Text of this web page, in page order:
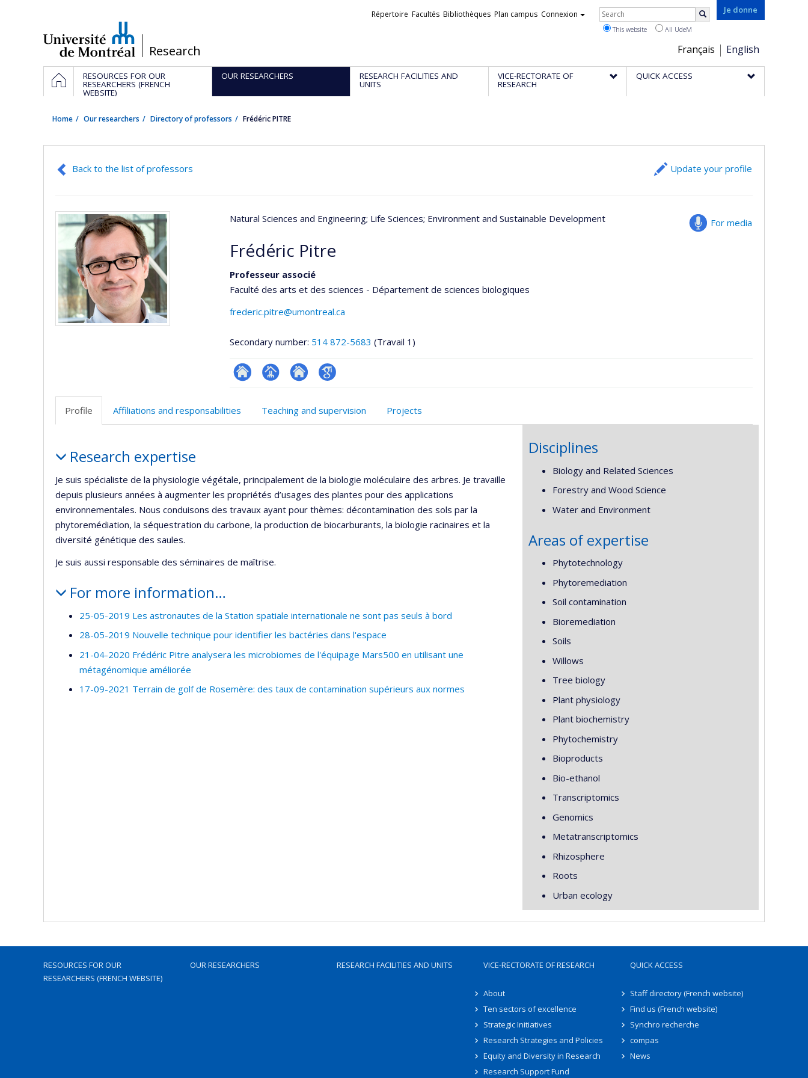
/Research
Je donne
Choix
de
la
Français English
Liens
Répertoire Facultés Bibliothèques Plan campus Connexion Rechercher
This website All UdeM
Navigation
principale
HOMERESOURCES FOR OUR
RESEARCHERS (FRENCH
WEBSITE)
OUR RESEARCHERS RESEARCH FACILITIES AND
UNITS
VICE-RECTORATE OF
RESEARCH
QUICK ACCESS
Home Our researchers Directory of professors Frédéric PITRE
Back to the list of professors Update your profile
For media
Natural Sciences and Engineering; Life Sciences; Environment and Sustainable Development
Frédéric Pitre
Professeur associé
Faculté des arts et des sciences - Département de sciences biologiques
frederic.pitre@umontreal.ca
Secondary number: 514 872-5683 (Travail 1)
ResearchGate
Page
(faculté,département,école)
Site
de
Google
Profile Affiliations and responsabilities Teaching and supervision Projects
Research expertise
Je suis spécialiste de la physiologie végétale, principalement de la biologie moléculaire des arbres. Je travaille
depuis plusieurs années à augmenter les propriétés d’usages des plantes pour des applications
environnementales. Nous conduisons des travaux ayant pour thèmes: décontamination des sols par la
phytoremédiation, la séquestration du carbone, la production de biocarburants, la biologie racinaires et la
diversité génétique des saules.
Je suis aussi responsable des séminaires de maîtrise.
For more information…
25-05-2019 Les astronautes de la Station spatiale internationale ne sont pas seuls à bord
28-05-2019 Nouvelle technique pour identifier les bactéries dans l'espace
21-04-2020 Frédéric Pitre analysera les microbiomes de l'équipage Mars500 en utilisant une
métagénomique améliorée
17-09-2021 Terrain de golf de Rosemère: des taux de contamination supérieurs aux normes
Disciplines
Biology and Related Sciences
Forestry and Wood Science
Water and Environment
Areas of expertise
Phytotechnology
Phytoremediation
Soil contamination
Bioremediation
Soils
Willows
Tree biology
Plant physiology
Plant biochemistry
Phytochemistry
Bioproducts
Bio-ethanol
Transcriptomics
Genomics
Metatranscriptomics
Rhizosphere
Roots
Urban ecology
RESOURCES FOR OUR
RESEARCHERS (FRENCH WEBSITE)
OUR RESEARCHERS RESEARCH FACILITIES AND UNITS VICE-RECTORATE OF RESEARCH
About
Ten sectors of excellence
Strategic Initiatives
Research Strategies and Policies
Equity and Diversity in Research
Research Support Fund
QUICK ACCESS
Staff directory (French website)
Find us (French website)
Synchro recherche
compas
News